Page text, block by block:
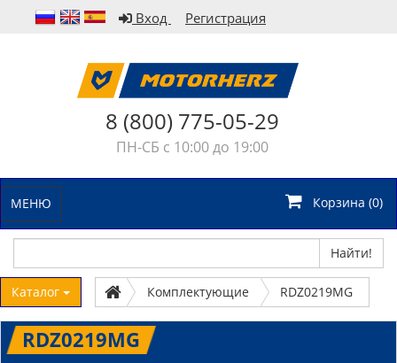
Вход Регистрация
8 (800) 775-05-29
ПН-СБ с 10:00 до 19:00
МЕНЮ Корзина (0)
Найти!
Каталог Комплектующие RDZ0219MG
RDZ0219MG